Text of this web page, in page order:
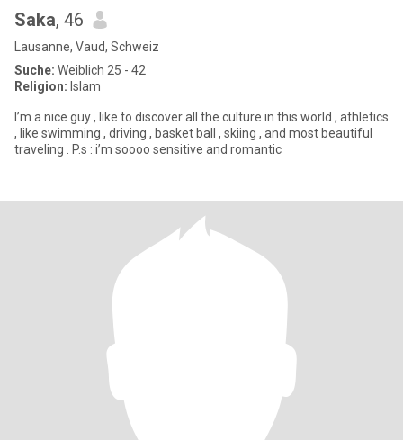
Saka, 46
Lausanne, Vaud, Schweiz
Suche: Weiblich 25 - 42
Religion: Islam
I’m a nice guy , like to discover all the culture in this world , athletics
, like swimming , driving , basket ball , skiing , and most beautiful
traveling . P.s : i’m soooo sensitive and romantic